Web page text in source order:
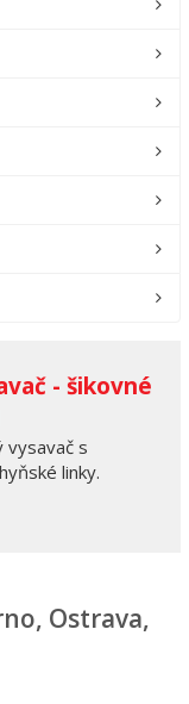
- šikovné
vysavač s
linky.
Ostrava,